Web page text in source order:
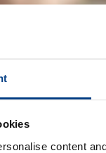
content
pour
et